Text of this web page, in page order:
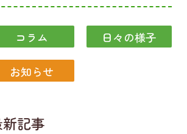
コラム 日々の様子
お知らせ
記事